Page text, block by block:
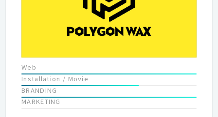
Web
Installation / Movie
BRANDING
MARKETING